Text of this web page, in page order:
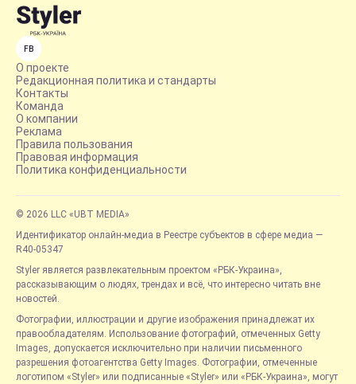
FB
О проекте
Редакционная политика и стандарты
Контакты
Команда
О компании
Реклама
Правила пользования
Правовая информация
Политика конфиденциальности
© 2026 LLC «UBT MEDIA»
Идентификатор онлайн-медиа в Реестре субъектов в сфере медиа —
R40-05347
Styler является развлекательным проектом «РБК-Украина»,
рассказывающим о людях, трендах и всё, что интересно читать вне
новостей.
Фотографии, иллюстрации и другие изображения принадлежат их
правообладателям. Использование фотографий, отмеченных Getty
Images, допускается исключительно при наличии письменного
разрешения фотоагентства Getty Images. Фотографии, отмеченные
логотипом «Styler» или подписанные «Styler» или «РБК-Украина», могут